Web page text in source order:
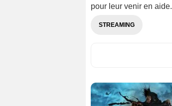
pour leur venir en aide.
STREAMING